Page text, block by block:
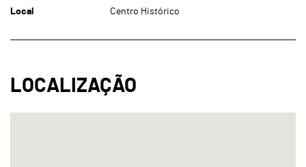
Local Centro Histórico